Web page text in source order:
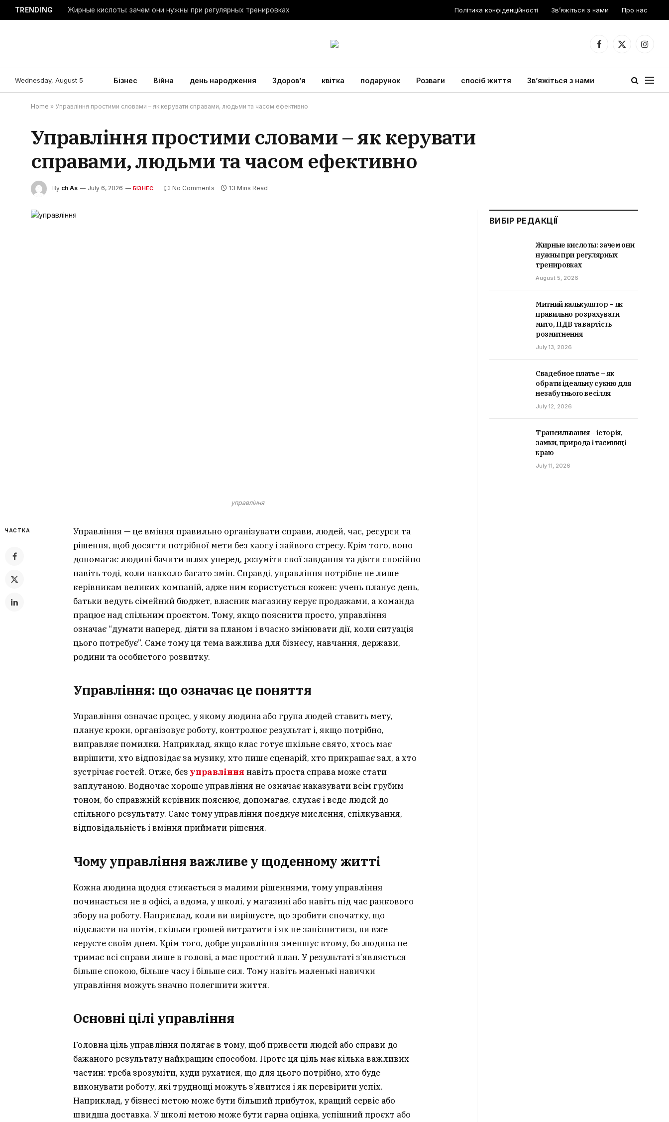
TRENDING Жирные кислоты: зачем они нужны при регулярных тренировках Політика конфіденційності Зв’яжіться з нами Про нас
Facebook
X
Wednesday, August 5 Бізнес Війна день народження Здоров’я квітка подарунок Розваги спосіб життя Зв’яжіться з нами
Home » Управління простими словами – як керувати справами, людьми та часом ефективно
Управління простими словами – як керувати
справами, людьми та часом ефективно
By ch As July 6, 2026 БІЗНЕС No Comments 13 Mins Read
управління
ЧАСТКА
Управління — це вміння правильно організувати справи, людей, час, ресурси та
рішення, щоб досягти потрібної мети без хаосу і зайвого стресу. Крім того, воно
допомагає людині бачити шлях уперед, розуміти свої завдання та діяти спокійно
навіть тоді, коли навколо багато змін. Справді, управління потрібне не лише
керівникам великих компаній, адже ним користується кожен: учень планує день,
батьки ведуть сімейний бюджет, власник магазину керує продажами, а команда
працює над спільним проєктом. Тому, якщо пояснити просто, управління
означає “думати наперед, діяти за планом і вчасно змінювати дії, коли ситуація
цього потребує”. Саме тому ця тема важлива для бізнесу, навчання, держави,
родини та особистого розвитку.
Управління: що означає це поняття
Управління означає процес, у якому людина або група людей ставить мету,
планує кроки, організовує роботу, контролює результат і, якщо потрібно,
виправляє помилки. Наприклад, якщо клас готує шкільне свято, хтось має
вирішити, хто відповідає за музику, хто пише сценарій, хто прикрашає зал, а хто
зустрічає гостей. Отже, без управління навіть проста справа може стати
заплутаною. Водночас хороше управління не означає наказувати всім грубим
тоном, бо справжній керівник пояснює, допомагає, слухає і веде людей до
спільного результату. Саме тому управління поєднує мислення, спілкування,
відповідальність і вміння приймати рішення.
Чому управління важливе у щоденному житті
Кожна людина щодня стикається з малими рішеннями, тому управління
починається не в офісі, а вдома, у школі, у магазині або навіть під час ранкового
збору на роботу. Наприклад, коли ви вирішуєте, що зробити спочатку, що
відкласти на потім, скільки грошей витратити і як не запізнитися, ви вже
керуєте своїм днем. Крім того, добре управління зменшує втому, бо людина не
тримає всі справи лише в голові, а має простий план. У результаті з’являється
більше спокою, більше часу і більше сил. Тому навіть маленькі навички
управління можуть значно полегшити життя.
Основні цілі управління
Головна ціль управління полягає в тому, щоб привести людей або справи до
бажаного результату найкращим способом. Проте ця ціль має кілька важливих
частин: треба зрозуміти, куди рухатися, що для цього потрібно, хто буде
виконувати роботу, які труднощі можуть з’явитися і як перевірити успіх.
Наприклад, у бізнесі метою може бути більший прибуток, кращий сервіс або
швидша доставка. У школі метою може бути гарна оцінка, успішний проєкт або
ВИБІР РЕДАКЦІЇ
Жирные кислоты: зачем они
нужны при регулярных
тренировках
August 5, 2026
Митний калькулятор – як
правильно розрахувати
мито, ПДВ та вартість
розмитнення
July 13, 2026
Свадебное платье – як
обрати ідеальну сукню для
незабутнього весілля
July 12, 2026
Трансильвания – історія,
замки, природа і таємниці
краю
July 11, 2026